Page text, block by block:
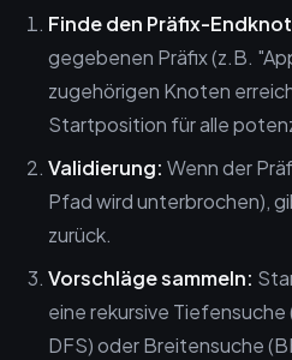
Finde den Präfix-
gegebenen Präfix (z.B.
zugehörigen Knoten
Startposition für alle
Validierung: Wenn der
Pfad wird unterbrochen),
zurück.
Vorschläge sammeln:
eine rekursive
DFS) oder Breitensuche